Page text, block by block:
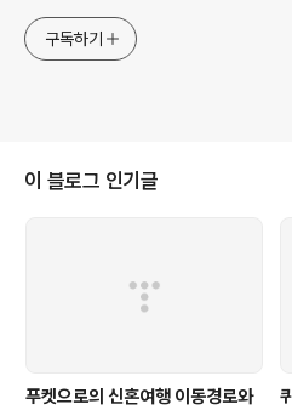
구독하기
이 블로그 인기글
푸켓으로의 신혼여행 이동경로와